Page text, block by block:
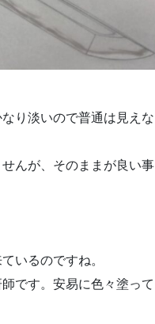
り淡いので普通は見えな
んが、そのままが良い事
いるのですね。
です。安易に色々塗って